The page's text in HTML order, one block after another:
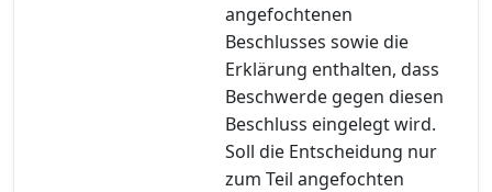
angefochtenen
Beschlusses sowie die
Erklärung enthalten, dass
Beschwerde gegen diesen
Beschluss eingelegt wird.
Soll die Entscheidung nur
zum Teil angefochten